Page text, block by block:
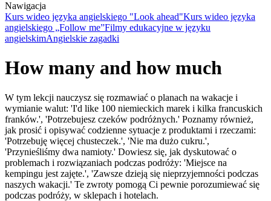
Nawigacja
Kurs wideo języka angielskiego "Look ahead"Kurs wideo języka
angielskiego „Follow me”Filmy edukacyjne w języku
angielskimAngielskie zagadki
How many and how much
W tym lekcji nauczysz się rozmawiać o planach na wakacje i
wymianie walut: 'I'd like 100 niemieckich marek i kilka francuskich
franków.', 'Potrzebujesz czeków podróżnych.' Poznamy również,
jak prosić i opisywać codzienne sytuacje z produktami i rzeczami:
'Potrzebuję więcej chusteczek.', 'Nie ma dużo cukru.',
'Przynieśliśmy dwa namioty.' Dowiesz się, jak dyskutować o
problemach i rozwiązaniach podczas podróży: 'Miejsce na
kempingu jest zajęte.', 'Zawsze dzieją się nieprzyjemności podczas
naszych wakacji.' Te zwroty pomogą Ci pewnie porozumiewać się
podczas podróży, w sklepach i hotelach.